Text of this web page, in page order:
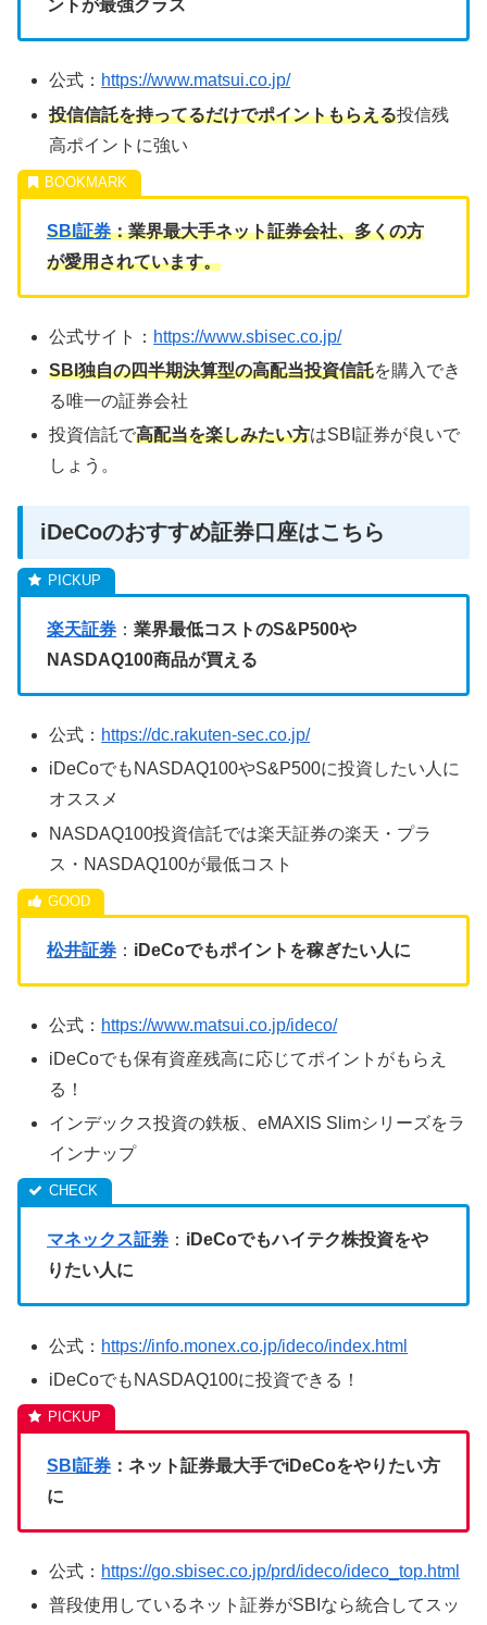
ントが最強クラス
公式： https://www.matsui.co.jp/
投信信託を持ってるだけでポイントもらえる投信残
高ポイントに強い
SBI証券：業界最大手ネット証券会社、多くの方
が愛用されています。
公式サイト： https://www.sbisec.co.jp/
SBI独自の四半期決算型の高配当投資信託を購入でき
る唯一の証券会社
投資信託で高配当を楽しみたい方はSBI証券が良いで
しょう。
iDeCoのおすすめ証券口座はこちら
楽天証券 ： 業界最低コストのS&P500や
NASDAQ100商品が買える
公式： https://dc.rakuten-sec.co.jp/
iDeCoでもNASDAQ100やS&P500に投資したい人に
オススメ
NASDAQ100投資信託では楽天証券の楽天・プラ
ス・NASDAQ100が最低コスト
松井証券 ： iDeCoでもポイントを稼ぎたい人に
公式： https://www.matsui.co.jp/ideco/
iDeCoでも保有資産残高に応じてポイントがもらえ
る！
インデックス投資の鉄板、eMAXIS Slimシリーズをラ
インナップ
マネックス証券 ： iDeCoでもハイテク株投資をや
りたい人に
公式： https://info.monex.co.jp/ideco/index.html
iDeCoでもNASDAQ100に投資できる！
SBI証券 ：ネット証券最大手でiDeCoをやりたい方
に
公式： https://go.sbisec.co.jp/prd/ideco/ideco_top.html
普段使用しているネット証券がSBIなら統合してスッ